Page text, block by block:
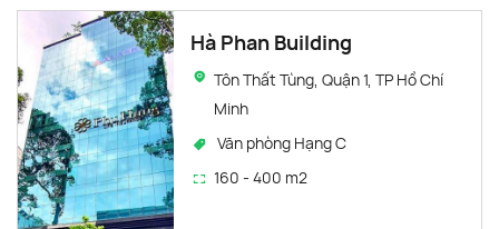
Hà Phan Building
Tôn Thất Tùng, Quận 1, TP Hồ Chí
Minh
Văn phòng Hạng C
160 - 400 m2